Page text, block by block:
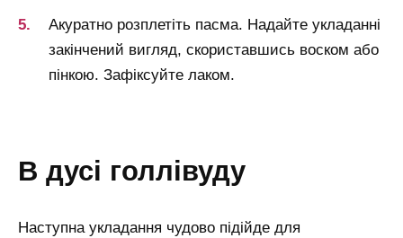
Акуратно розплетіть пасма. Надайте укладанні
закінчений вигляд, скориставшись воском або
пінкою. Зафіксуйте лаком.
в дусі голлівуду
Наступна укладання чудово підійде для